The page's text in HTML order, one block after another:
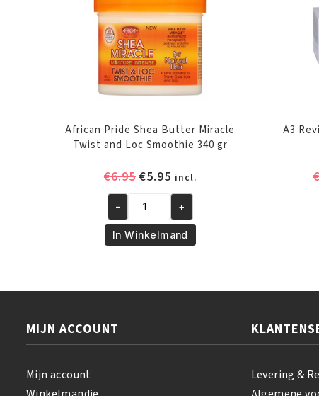
African Pride Shea Butter Miracle
Twist and Loc Smoothie 340 gr
€6.95 Oorspronkelijke
was:
€6.95.
€5.95Huidige
prijs
is:
€5.95.
incl.
African
Pride
Shea
Loc
Smoothie
- +
In Winkelmand
A3
MIJN ACCOUNT
Mijn account
Levering &